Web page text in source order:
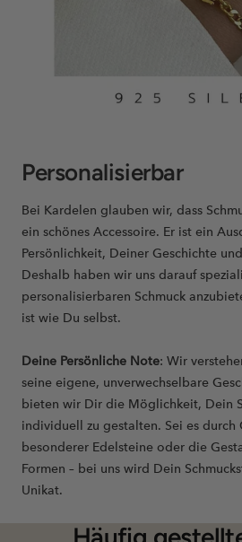
Bei Kardelen glauben wir, dass
ein schönes Accessoire. Er ist ein
Persönlichkeit, Deiner Geschichte und
Deshalb haben wir uns darauf
personalisierbaren Schmuck
Deine Persönliche Note: Wir
seine eigene, unverwechselbare
bieten wir Dir die Möglichkeit, Dein
individuell zu gestalten. Sei es durch
besonderer Edelsteine oder die
Formen – bei uns wird Dein